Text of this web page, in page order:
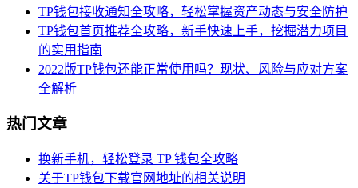
TP钱包接收通知全攻略，轻松掌握资产动态与安全防护
TP钱包首页推荐全攻略，新手快速上手，挖掘潜力项目
的实用指南
2022版TP钱包还能正常使用吗？现状、风险与应对方案
全解析
热门文章
换新手机，轻松登录 TP 钱包全攻略
关于TP钱包下载官网地址的相关说明